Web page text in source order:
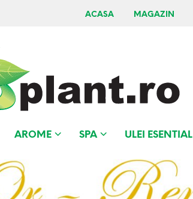
ACASA MAGAZIN
AROME SPA ULEI ESENTIAL